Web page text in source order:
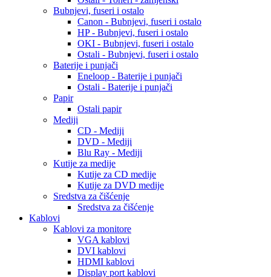
Bubnjevi, fuseri i ostalo
Canon - Bubnjevi, fuseri i ostalo
HP - Bubnjevi, fuseri i ostalo
OKI - Bubnjevi, fuseri i ostalo
Ostali - Bubnjevi, fuseri i ostalo
Baterije i punjači
Eneloop - Baterije i punjači
Ostali - Baterije i punjači
Papir
Ostali papir
Mediji
CD - Mediji
DVD - Mediji
Blu Ray - Mediji
Kutije za medije
Kutije za CD medije
Kutije za DVD medije
Sredstva za čišćenje
Sredstva za čišćenje
Kablovi
Kablovi za monitore
VGA kablovi
DVI kablovi
HDMI kablovi
Display port kablovi